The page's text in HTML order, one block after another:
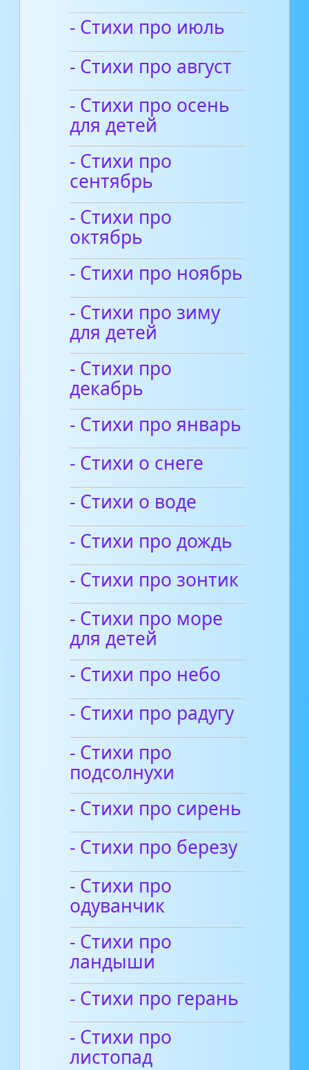
- Стихи про июль
- Стихи про август
- Стихи про осень
для детей
- Стихи про
сентябрь
- Стихи про
октябрь
- Стихи про ноябрь
- Стихи про зиму
для детей
- Стихи про
декабрь
- Стихи про январь
- Стихи о снеге
- Стихи о воде
- Стихи про дождь
- Стихи про зонтик
- Стихи про море
для детей
- Стихи про небо
- Стихи про радугу
- Стихи про
подсолнухи
- Стихи про сирень
- Стихи про березу
- Стихи про
одуванчик
- Стихи про
ландыши
- Стихи про герань
- Стихи про
листопад